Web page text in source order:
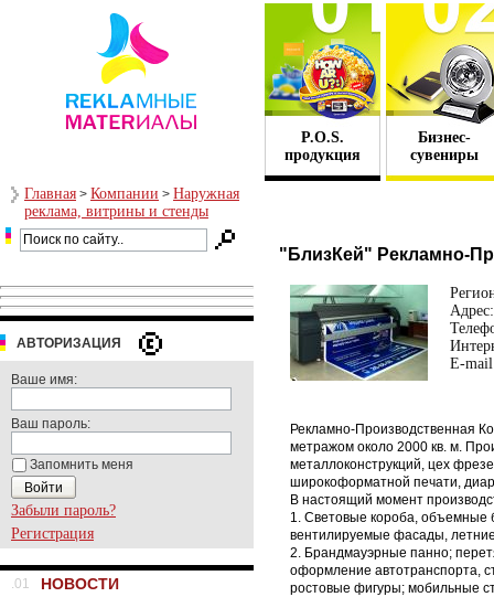
P.O.S.
продукция
Бизнес-
сувениры
Главная > Компании > Наружная
реклама, витрины и стенды
АВТОРИЗАЦИЯ
Ваше имя:
Ваш пароль:
Запомнить меня
Забыли пароль?
Регистрация
.01 НОВОСТИ
"БлизКей" Рекламно-
Адрес:
E-
Рекламно-Производственная
метражом около 2000 кв. м.
металлоконструкций, цех
широкоформатной печати,
В настоящий момент
1. Световые короба, объемные
вентилируемые фасады,
2. Брандмауэрные панно;
оформление автотранспорта,
ростовые фигуры; мобильные